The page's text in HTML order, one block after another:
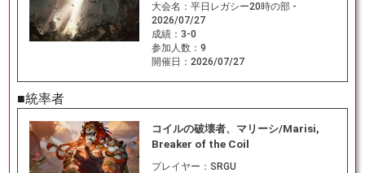
大会名： 平日レガシー20時の部 -
2026/07/27
成績： 3-0
参加人数： 9
開催日： 2026/07/27
■統率者
コイルの破壊者、マリーシ/Marisi,
Breaker of the Coil
プレイヤー： SRGU